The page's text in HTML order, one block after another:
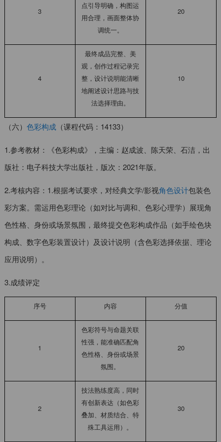
3
点引导明确，构图运
用合理，画面整体协
调统一。
20
4
最终成品完整、美
观，创作过程记录完
整，设计说明能清晰
地阐述设计思路与技
法选择理由。
10
（六） 色彩构成（课程代码：14133）
1.参考教材：《色彩构成》，主编：赵成波、陈天荣、石洁，出
版社：电子科技大学出版社，版次：2021年版。
2.考核内容：1.根据考试要求，对经典文学/影视角色设计包装色
彩方案。需运用色彩理论（如对比与调和、色彩心理学）展现角
色性格、身份或场景氛围，最终提交色彩构成作品（如手绘色块
构成、数字色彩装置设计）及设计说明（含色彩选择依据、理论
应用说明）。
3.成绩评定
序号 内容 分值
1
色彩符号与命题关联
性强，能准确匹配角
色性格、身份或场景
氛围。
20
2
技法熟练度高，同时
有创新表达（如色彩
叠加、材质结合、特
殊工具运用）。
30